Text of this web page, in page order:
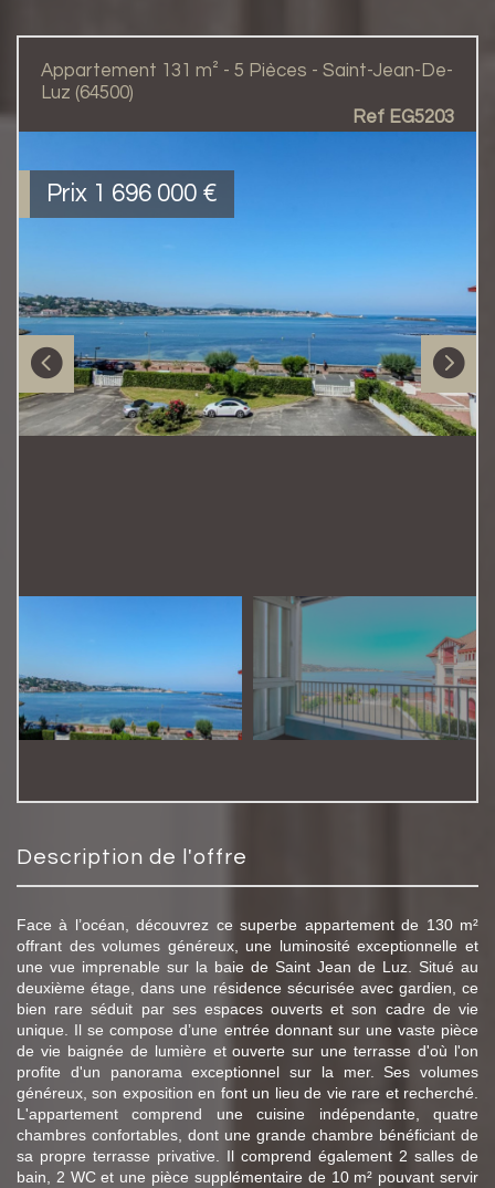
Appartement 131 m² - 5 Pièces - Saint-Jean-De-
Luz (64500)
Ref EG5203
Prix 1 696 000 €
description de l'offre
Face à l’océan, découvrez ce superbe appartement de 130 m²
offrant des volumes généreux, une luminosité exceptionnelle et
une vue imprenable sur la baie de Saint Jean de Luz. Situé au
deuxième étage, dans une résidence sécurisée avec gardien, ce
bien rare séduit par ses espaces ouverts et son cadre de vie
unique. Il se compose d’une entrée donnant sur une vaste pièce
de vie baignée de lumière et ouverte sur une terrasse d'où l'on
profite d'un panorama exceptionnel sur la mer. Ses volumes
généreux, son exposition en font un lieu de vie rare et recherché.
L'appartement comprend une cuisine indépendante, quatre
chambres confortables, dont une grande chambre bénéficiant de
sa propre terrasse privative. Il comprend également 2 salles de
bain, 2 WC et une pièce supplémentaire de 10 m² pouvant servir